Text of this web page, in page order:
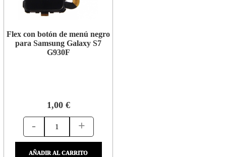
Flex con botón de menú negro
para Samsung Galaxy S7
G930F
1,00 €
- +
AÑADIR AL CARRITO